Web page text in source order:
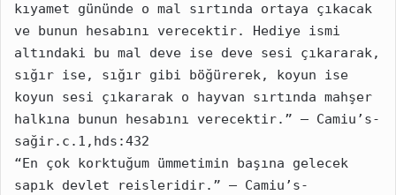
kıyamet gününde o mal sırtında ortaya çıkacak
ve bunun hesabını verecektir. Hediye ismi
altındaki bu mal deve ise deve sesi çıkararak,
sığır ise, sığır gibi böğürerek, koyun ise
koyun sesi çıkararak o hayvan sırtında mahşer
halkına bunun hesabını verecektir.” – Camiu’s-
sağir.c.1,hds:432
“En çok korktuğum ümmetimin başına gelecek
sapık devlet reisleridir.” – Camiu’s-